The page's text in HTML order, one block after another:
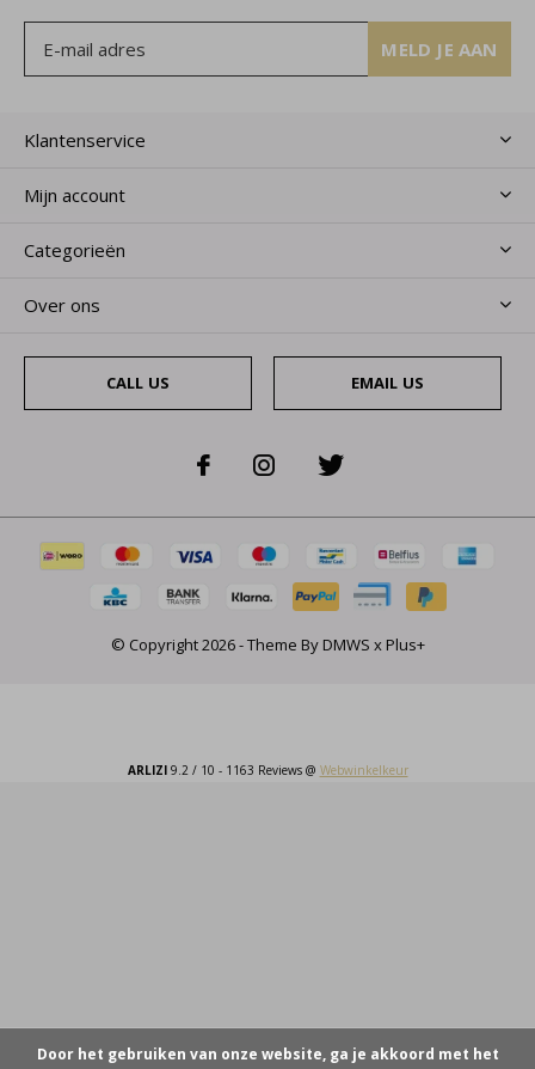
MELD JE AAN
Klantenservice
Mijn account
Categorieën
Over ons
CALL US EMAIL US
© Copyright2026- Theme ByDMWS xPlus+
ARLIZI9.2/ 10 - 1163 Reviews @ Webwinkelkeur
Door het gebruiken van onze website, ga je akkoord met het